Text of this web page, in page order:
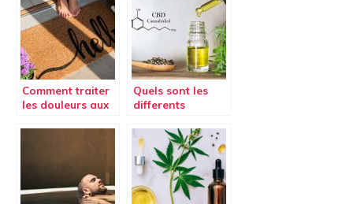
Comment traiter
les douleurs aux
Quels sont les
differents
consommer du
CBD ?